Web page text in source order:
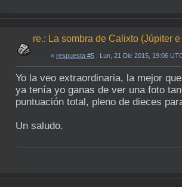
re.: La sombra de Calixto (Júpiter
« respuesta #5 : Lun, 21 Dic 2015, 19:06
Yo la veo extraordinaria, la mejor
ya tenía yo ganas de ver una foto
puntuación total, pleno de dieces
Un saludo.